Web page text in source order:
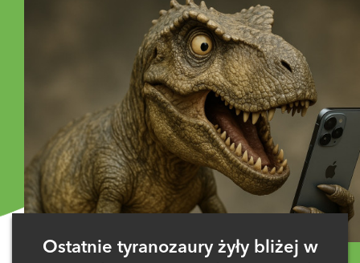
Ostatnie tyranozaury żyły bliżej w